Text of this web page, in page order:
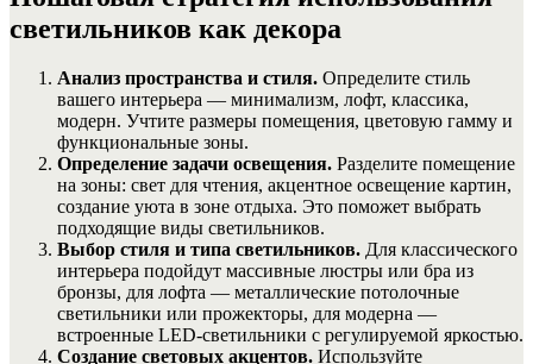
светильников как декора
Анализ пространства и стиля. Определите стиль
вашего интерьера — минимализм, лофт, классика,
модерн. Учтите размеры помещения, цветовую гамму и
функциональные зоны.
Определение задачи освещения. Разделите помещение
на зоны: свет для чтения, акцентное освещение картин,
создание уюта в зоне отдыха. Это поможет выбрать
подходящие виды светильников.
Выбор стиля и типа светильников. Для классического
интерьера подойдут массивные люстры или бра из
бронзы, для лофта — металлические потолочные
светильники или прожекторы, для модерна —
встроенные LED-светильники с регулируемой яркостью.
Создание световых акцентов. Используйте